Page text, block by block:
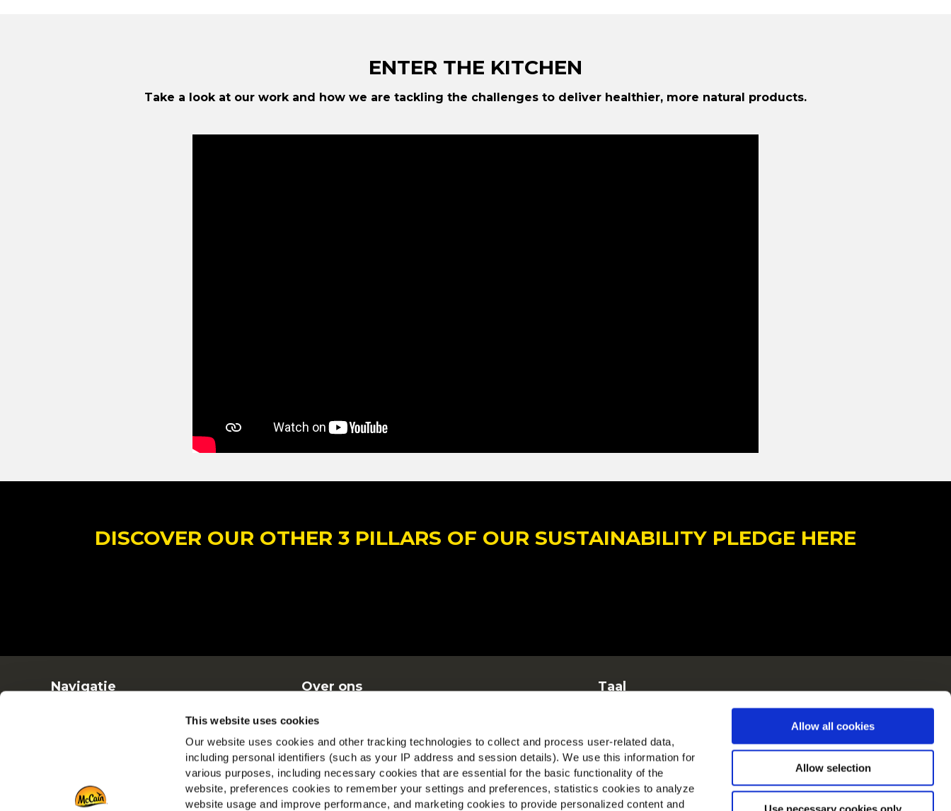
This website uses cookies
Our website uses cookies and other tracking technologies to collect and process user-related data,
including personal identifiers (such as your IP address and session details). We use this information for
various purposes, including necessary cookies that are essential for the basic functionality of the
website, preferences cookies to remember your settings and preferences, statistics cookies to analyze
website usage and improve performance, and marketing cookies to provide personalized content and
Allow all cookies
Allow selection
ENTER THE KITCHEN
Take a look at our work and how we are tackling the challenges to deliver healthier, more natural products.
DISCOVER OUR OTHER 3 PILLARS OF OUR SUSTAINABILITY PLEDGE HERE
Navigatie
Downloads
Contact
Over ons
Veelgestelde vragen
Taal
McCain in Europa
Bekijk alle landen
Vind ons op